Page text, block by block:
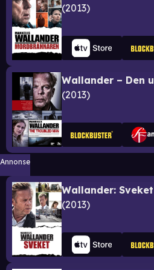
2013
2013
Annonse
Wallander: Sveket
2013